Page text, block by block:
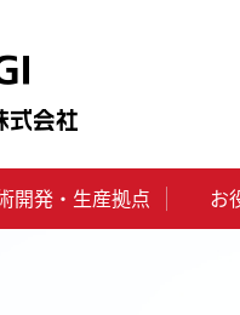
開発・生産拠点 お
Drug Delivery System注射剤の開